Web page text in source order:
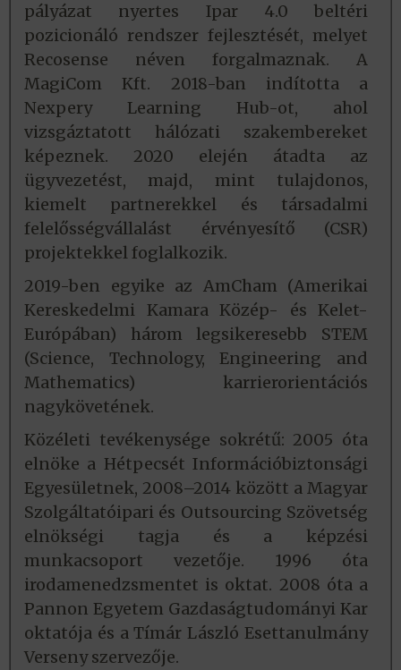
pályázat nyertes Ipar 4.0 beltéri
pozicionáló rendszer fejlesztését, melyet
Recosense néven forgalmaznak. A
MagiCom Kft. 2018-ban indította a
Nexpery Learning Hub-ot, ahol
vizsgáztatott hálózati szakembereket
képeznek. 2020 elején átadta az
ügyvezetést, majd, mint tulajdonos,
kiemelt partnerekkel és társadalmi
felelősségvállalást érvényesítő (CSR)
projektekkel foglalkozik.
2019-ben egyike az AmCham (Amerikai
Kereskedelmi Kamara Közép- és Kelet-
Európában) három legsikeresebb STEM
(Science, Technology, Engineering and
Mathematics) karrierorientációs
nagykövetének.
Közéleti tevékenysége sokrétű: 2005 óta
elnöke a Hétpecsét Információbiztonsági
Egyesületnek, 2008–2014 között a Magyar
Szolgáltatóipari és Outsourcing Szövetség
elnökségi tagja és a képzési
munkacsoport vezetője. 1996 óta
irodamenedzsmentet is oktat. 2008 óta a
Pannon Egyetem Gazdaságtudományi Kar
oktatója és a Tímár László Esettanulmány
Verseny szervezője.